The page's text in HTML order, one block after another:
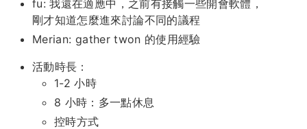
fu: 我還在適應中，之前有接觸一些開會軟體，
剛才知道怎麼進來討論不同的議程
Merian: gather twon 的使用經驗
活動時長：
1-2 小時
8 小時：多一點休息
控時方式